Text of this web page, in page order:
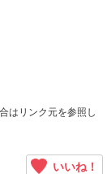
はリンク元を参照し
いいね！